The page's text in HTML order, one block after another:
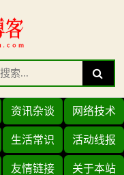
Search
资讯杂谈 网络技术
生活常识 活动线报
友情链接 关于本站